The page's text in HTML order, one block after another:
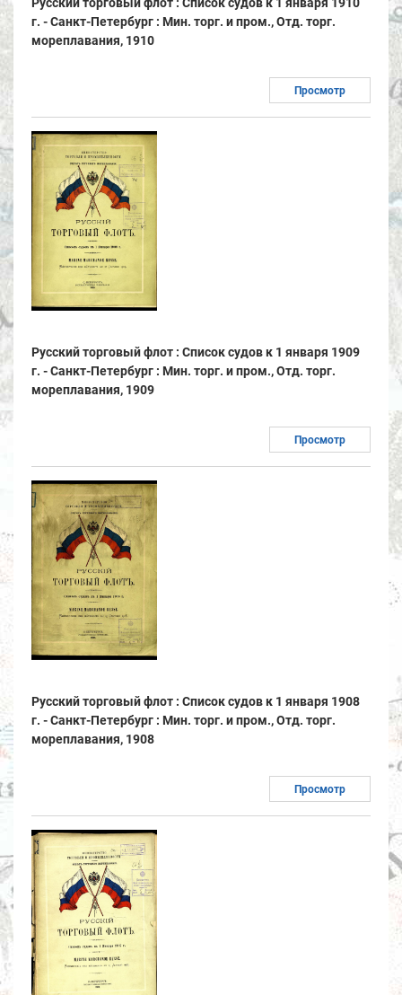
г. - Санкт-Петербург : Мин. торг. и пром., Отд. торг.
мореплавания, 1910
Просмотр
Русский торговый флот : Список судов к 1 января 1909
г. - Санкт-Петербург : Мин. торг. и пром., Отд. торг.
мореплавания, 1909
Просмотр
Русский торговый флот : Список судов к 1 января 1908
г. - Санкт-Петербург : Мин. торг. и пром., Отд. торг.
мореплавания, 1908
Просмотр